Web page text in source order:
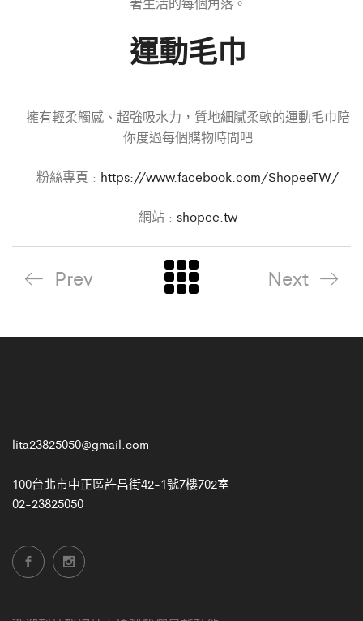
運動毛巾
擁有輕柔觸感、超強吸水力，質地細膩柔軟的運動毛巾陪
你度過每個購物時間吧
粉絲專頁 : https://www.facebook.com/ShopeeTW/
網站 : shopee.tw
Prev Next
lita23825050@gmail.com
100台北市中正區許昌街42-1號7樓702室
02-23825050